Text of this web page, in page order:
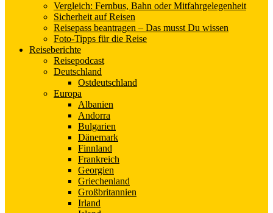
Vergleich: Fernbus, Bahn oder Mitfahrgelegenheit
Sicherheit auf Reisen
Reisepass beantragen – Das musst Du wissen
Foto-Tipps für die Reise
Reiseberichte
Reisepodcast
Deutschland
Ostdeutschland
Europa
Albanien
Andorra
Bulgarien
Dänemark
Finnland
Frankreich
Georgien
Griechenland
Großbritannien
Irland